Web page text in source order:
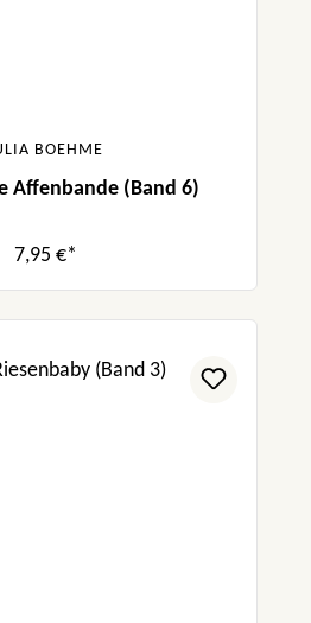
BOEHME
Affenbande (Band 6)
7,95 €*